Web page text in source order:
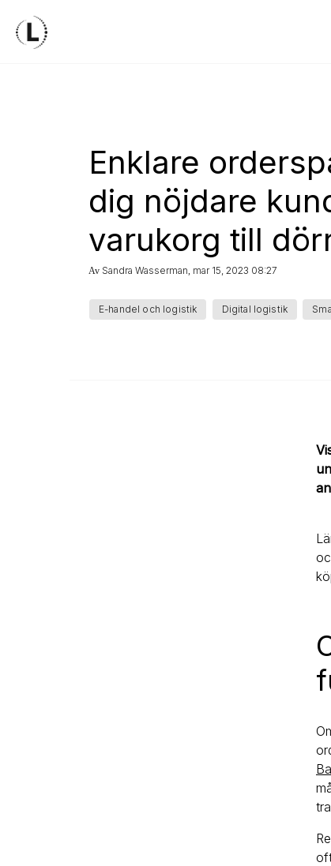
Enklare
dig nöjdare
varukorg till
Av Sandra Wasserman, mar 15, 2023 08:27
E-handel och logistik Digital logistik